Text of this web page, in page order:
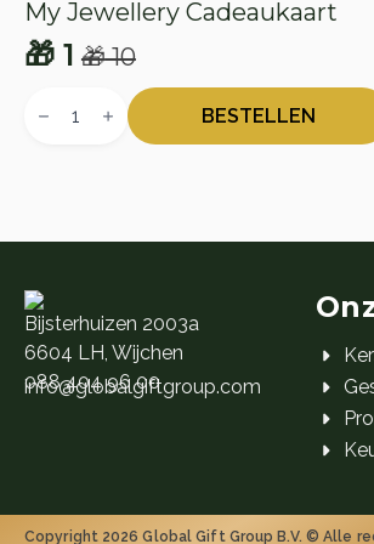
My Jewellery Cadeaukaart
🎁10
Oorspronkelijke
prijs
🎁 1
Huidige
prijs
Jewellery
Cadeaukaart
BESTELLEN
Bijsterhuizen 2003a
6604 LH, Wijchen
088 404 96 00
info@globalgiftgroup.com
Copyright 2026 Global Gift Group B.V. © Alle